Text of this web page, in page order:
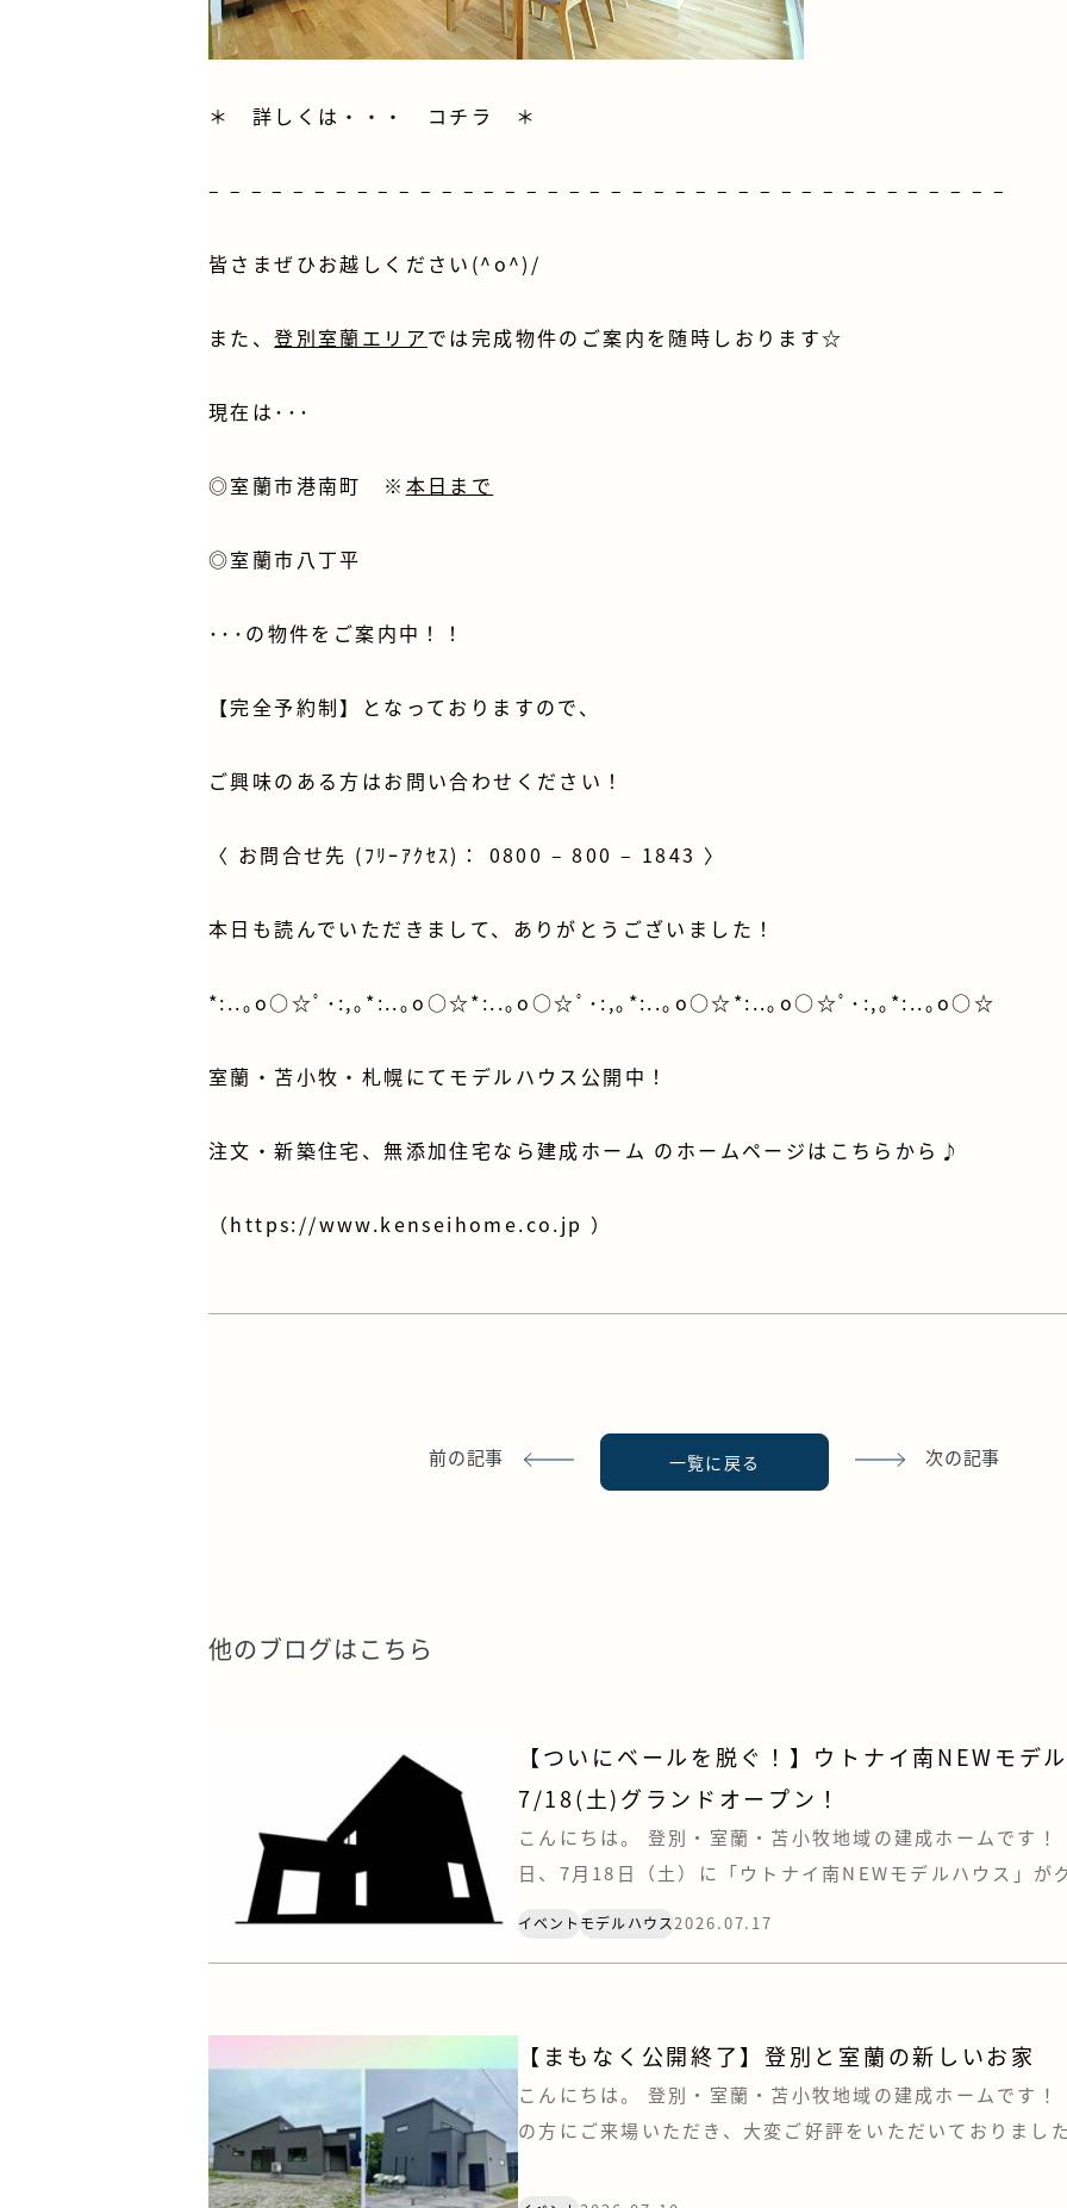
＊ 詳しくは・・・ コチラ ＊
– – – – – – – – – – – – – – – – – – – – – – – – – – – – – – – – – – – – – –
皆さまぜひお越しください(^o^)/
また、登別室蘭エリアでは完成物件のご案内を随時しおります☆
現在は･･･
◎室蘭市港南町 ※ 本日まで
◎室蘭市八丁平
･･･の物件をご案内中！！
【完全予約制】となっておりますので、
ご興味のある方はお問い合わせください！
〈 お問合せ先 (ﾌﾘｰｱｸｾｽ)： 0800 – 800 – 1843 〉
本日も読んでいただきまして、ありがとうございました！
*:..｡o○☆ﾟ･:,｡*:..｡o○☆*:..｡o○☆ﾟ･:,｡*:..｡o○☆*:..｡o○☆ﾟ･:,｡*:..｡o○☆
室蘭・苫小牧・札幌にてモデルハウス公開中！
注文・新築住宅、無添加住宅なら建成ホーム のホームページはこちらから♪
（https://www.kenseihome.co.jp ）
前の記事 一覧に戻る 次の記事
他のブログはこちら
【ついにベールを脱ぐ！】ウトナイ南NEWモデ
7/18(土)グランドオープン！
こんにちは。 登別・室蘭・苫小牧地域の建成ホームです！
日、7月18日（土）に「ウトナイ南NEWモデルハウス」が
イベント モデルハウス2026.07.17
【まもなく公開終了】登別と室蘭の新しいお家
こんにちは。 登別・室蘭・苫小牧地域の建成ホームです
の方にご来場いただき、大変ご好評をいただいておりまし
が近づいてまいりましたので、もうすぐ公開終了となりま